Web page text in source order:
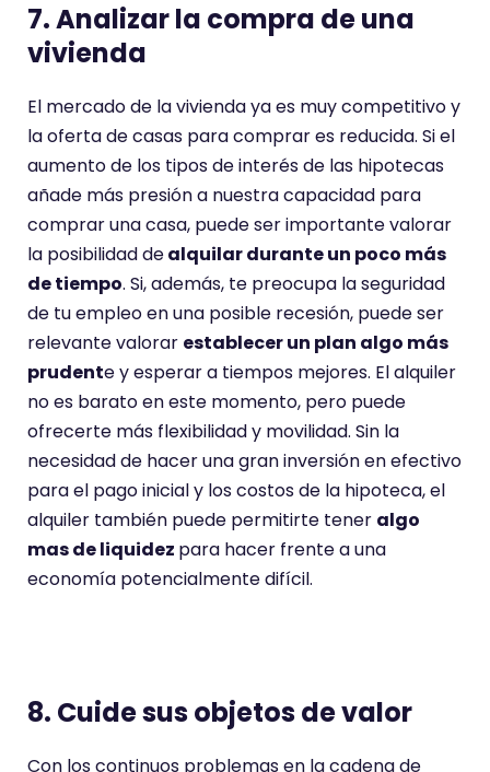
7. Analizar la compra de una
vivienda
El mercado de la vivienda ya es muy competitivo y
la oferta de casas para comprar es reducida. Si el
aumento de los tipos de interés de las hipotecas
añade más presión a nuestra capacidad para
comprar una casa, puede ser importante valorar
la posibilidad dealquilar durante un poco más
de tiempo. Si, además, te preocupa la seguridad
de tu empleo en una posible recesión, puede ser
relevante valorar establecer un plan algo más
prudente y esperar a tiempos mejores. El alquiler
no es barato en este momento, pero puede
ofrecerte más flexibilidad y movilidad. Sin la
necesidad de hacer una gran inversión en efectivo
para el pago inicial y los costos de la hipoteca, el
alquiler también puede permitirte tener algo
mas de liquidez para hacer frente a una
economía potencialmente difícil.
8. Cuide sus objetos de valor
Con los continuos problemas en la cadena de